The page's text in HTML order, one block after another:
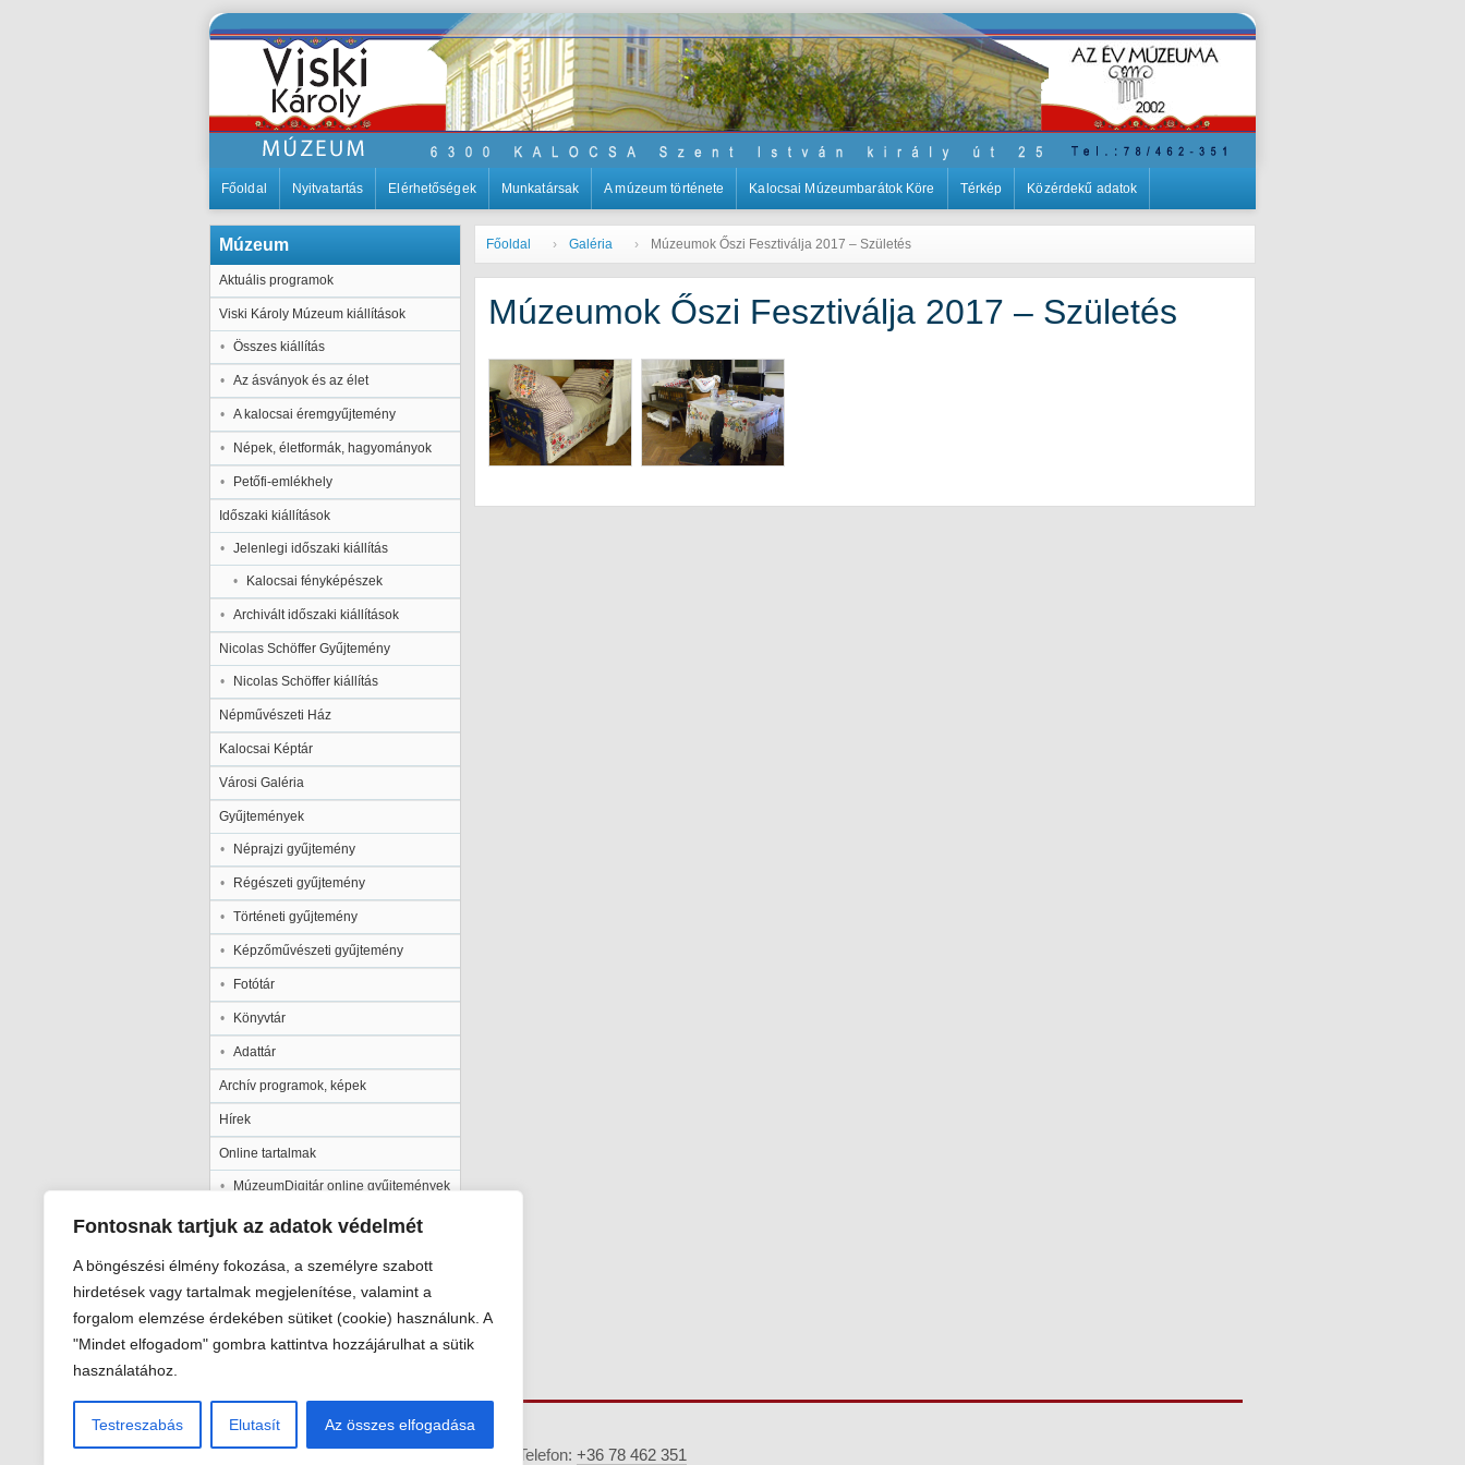
Fontosnak tartjuk az adatok védelmét
A böngészési élmény fokozása, a személyre szabott
hirdetések vagy tartalmak megjelenítése, valamint a
forgalom elemzése érdekében sütiket (cookie) használunk. A
"Mindet elfogadom" gombra kattintva hozzájárulhat a sütik
használatához.
Testreszabás Elutasít Az összes elfogadása
Főoldal Nyitvatartás Elérhetőségek Munkatársak A múzeum története Kalocsai Múzeumbarátok Köre Térkép Közérdekű adatok
Múzeum
Aktuális programok
Viski Károly Múzeum kiállítások
Összes kiállítás
Az ásványok és az élet
A kalocsai éremgyűjtemény
Népek, életformák, hagyományok
Petőfi-emlékhely
Időszaki kiállítások
Jelenlegi időszaki kiállítás
Kalocsai fényképészek
Archivált időszaki kiállítások
Nicolas Schöffer Gyűjtemény
Nicolas Schöffer kiállítás
Népművészeti Ház
Kalocsai Képtár
Városi Galéria
Gyűjtemények
Néprajzi gyűjtemény
Régészeti gyűjtemény
Történeti gyűjtemény
Képzőművészeti gyűjtemény
Fotótár
Könyvtár
Adattár
Archív programok, képek
Hírek
Online tartalmak
MúzeumDigitár online gyűjtemények
Kalocsai Települési Értéktár
Múzeumpedagógia
Pályázatok
Galéria
Főoldal Galéria Múzeumok Őszi Fesztiválja 2017 – Születés
Múzeumok Őszi Fesztiválja 2017 – Születés
Viski Károly Múzeum Kalocsa
6300 Kalocsa, Szent István király út 25. · Telefon: +36 78 462 351